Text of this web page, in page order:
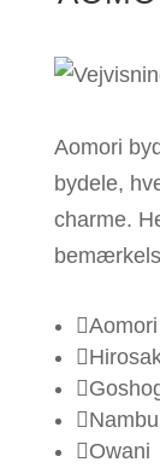
Aomori
bydele,
charme.



Nambu
Owani